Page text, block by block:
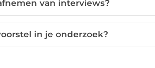
van interviews?
in je onderzoek?